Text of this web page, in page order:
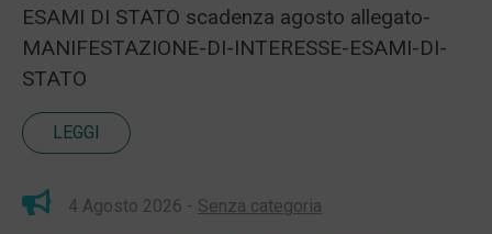
ESAMI DI STATO scadenza agosto allegato-
MANIFESTAZIONE-DI-INTERESSE-ESAMI-DI-
STATO
LEGGI
4 Agosto 2026 - Senza categoria